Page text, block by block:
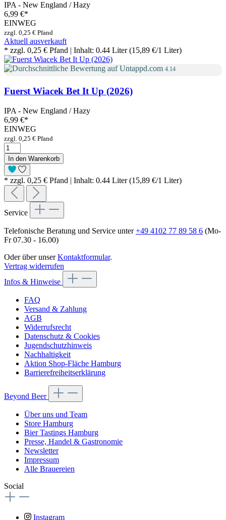
IPA - New England / Hazy
6,99 €*
EINWEG
zzgl. 0,25 € Pfand
Aktuell ausverkauft
* zzgl. 0,25 € Pfand | Inhalt: 0.44 Liter (15,89 €/1 Liter)
4.14
Fuerst Wiacek Bet It Up (2026)
IPA - New England / Hazy
6,99 €*
EINWEG
zzgl. 0,25 € Pfand
In den Warenkorb
* zzgl. 0,25 € Pfand | Inhalt: 0.44 Liter (15,89 €/1 Liter)
Service
Telefonische Beratung und Service unter+49 4102 77 89 58 6 (Mo-
Fr 07.30 - 16.00)
Oder über unserKontaktformular.
Vertrag widerrufen
Infos & Hinweise
FAQ
Versand & Zahlung
AGB
Widerrufsrecht
Datenschutz & Cookies
Jugendschutzhinweis
Nachhaltigkeit
Aktion Shop-Fläche Hamburg
Barrierefreiheitserklärung
Beyond Beer
Über uns und Team
Store Hamburg
Bier Tastings Hamburg
Presse, Handel & Gastronomie
Newsletter
Impressum
Alle Brauereien
Social
Instagram